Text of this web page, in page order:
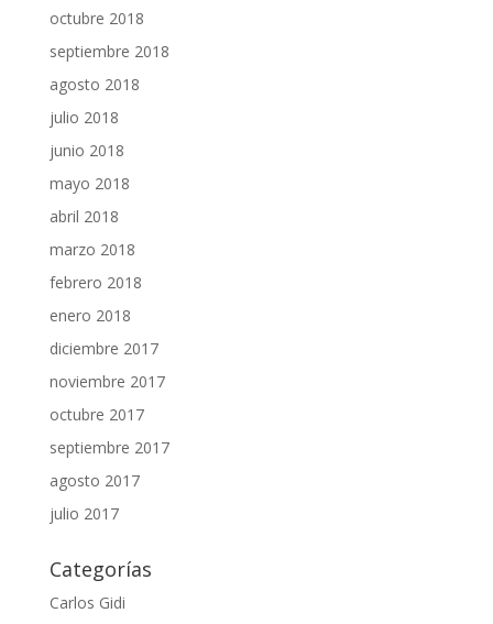
octubre 2018
septiembre 2018
agosto 2018
julio 2018
junio 2018
mayo 2018
abril 2018
marzo 2018
febrero 2018
enero 2018
diciembre 2017
noviembre 2017
octubre 2017
septiembre 2017
agosto 2017
julio 2017
Categorías
Carlos Gidi